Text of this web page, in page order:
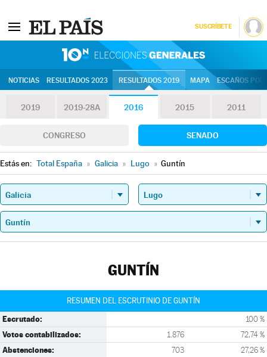
SUSCRÍBETE
NOTICIAS RESULTADOS 2023 RESULTADOS 2019 MAPA ESCAÑOS
2019 2019-28A 2016 2015 2011
CONGRESO SENADO
Estás en: Total España » Galicia » Lugo » Guntín
GUNTÍN
RESUMEN DEL ESCRUTINIO DE GUNTÍN
Escrutado: 100 %
Votos contabilizados: 1.876 72,74 %
Abstenciones: 703 27,26 %